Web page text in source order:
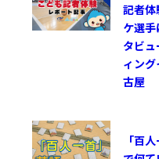
記者体
ケ選
タビ
ィン
古屋
「百